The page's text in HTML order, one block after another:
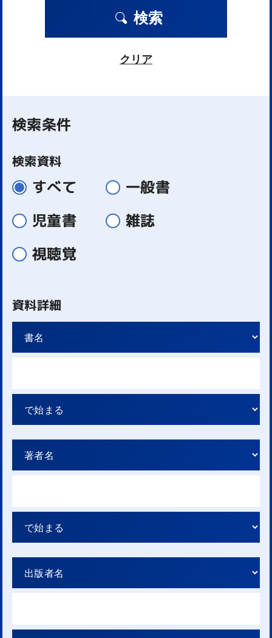
検索
クリア
検索条件
検索資料
すべて
一般書
児童書
雑誌
視聴覚
資料詳細